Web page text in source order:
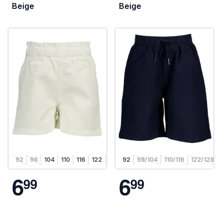
Beige
Beige
92 98 104 110 116 122
699
92 98/104 110/116 122/128
699